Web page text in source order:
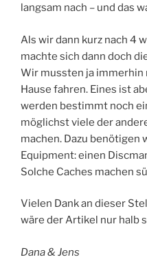
langsam nach – und das
Als wir dann kurz nach 4
machte sich dann doch
Wir mussten ja immerhin
Hause fahren. Eines ist
werden bestimmt noch
möglichst viele der
machen. Dazu benötigen
Equipment: einen
Solche Caches machen
Vielen Dank an dieser
wäre der Artikel nur halb
Dana & Jens